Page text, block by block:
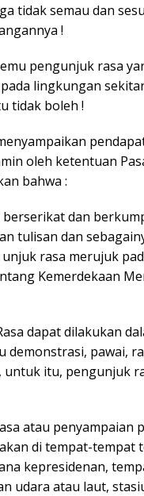
tidak semau dan
!
pengunjuk rasa
lingkungan
tidak boleh !
oleh ketentuan
bahwa :
berserikat dan
tulisan dan
rasa merujuk
Kemerdekaan
dapat dilakukan
demonstrasi, pawai,
untuk itu, pengunjuk
atau penyampaian
di tempat-tempat
kepresidenan,
udara atau laut,